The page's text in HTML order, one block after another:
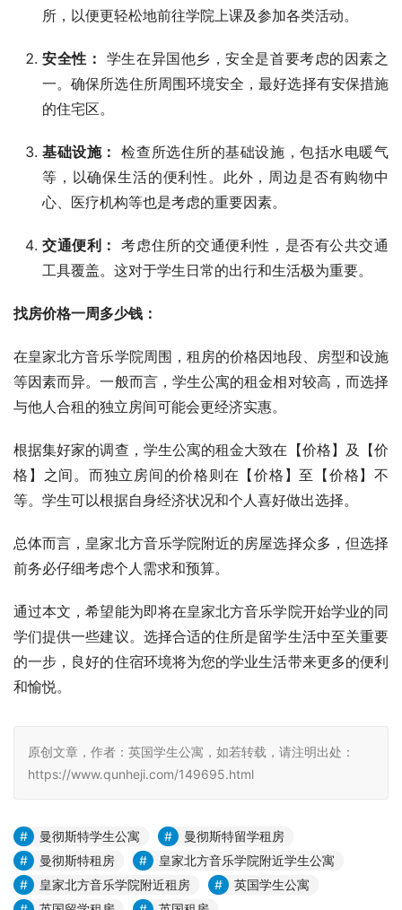
所，以便更轻松地前往学院上课及参加各类活动。
安全性： 学生在异国他乡，安全是首要考虑的因素之
一。确保所选住所周围环境安全，最好选择有安保措施
的住宅区。
基础设施： 检查所选住所的基础设施，包括水电暖气
等，以确保生活的便利性。此外，周边是否有购物中
心、医疗机构等也是考虑的重要因素。
交通便利： 考虑住所的交通便利性，是否有公共交通
工具覆盖。这对于学生日常的出行和生活极为重要。
找房价格一周多少钱：
在皇家北方音乐学院周围，租房的价格因地段、房型和设施
等因素而异。一般而言，学生公寓的租金相对较高，而选择
与他人合租的独立房间可能会更经济实惠。
根据集好家的调查，学生公寓的租金大致在【价格】及【价
格】之间。而独立房间的价格则在【价格】至【价格】不
等。学生可以根据自身经济状况和个人喜好做出选择。
总体而言，皇家北方音乐学院附近的房屋选择众多，但选择
前务必仔细考虑个人需求和预算。
通过本文，希望能为即将在皇家北方音乐学院开始学业的同
学们提供一些建议。选择合适的住所是留学生活中至关重要
的一步，良好的住宿环境将为您的学业生活带来更多的便利
和愉悦。
原创文章，作者：英国学生公寓，如若转载，请注明出处：
https://www.qunheji.com/149695.html
曼彻斯特学生公寓
曼彻斯特留学租房
曼彻斯特租房
皇家北方音乐学院附近学生公寓
皇家北方音乐学院附近租房
英国学生公寓